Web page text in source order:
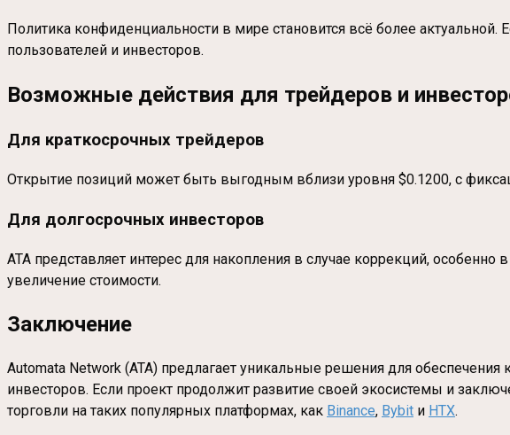
Политика конфиденциальности в мире становится всё более
пользователей и инвесторов.
Возможные действия для трейдеров и
Для краткосрочных трейдеров
Открытие позиций может быть выгодным вблизи уровня $0.1200, с
Для долгосрочных инвесторов
ATA представляет интерес для накопления в случае коррекций,
увеличение стоимости.
Заключение
Automata Network (ATA) предлагает уникальные решения для
инвесторов. Если проект продолжит развитие своей экосистемы и
торговли на таких популярных платформах, как Binance, Bybit и HTX.